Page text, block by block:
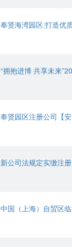
新片区发展
会
持奖励】政策
经济园区注册公司指导
政策